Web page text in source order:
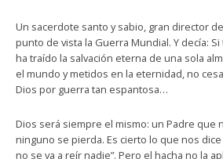
Un sacerdote santo y sabio, gran director
punto de vista la Guerra Mundial. Y decía:
ha traído la salvación eterna de una sola
el mundo y metidos en la eternidad, no
Dios por guerra tan espantosa…
Dios será siempre el mismo: un Padre que
ninguno se pierda. Es cierto lo que nos dice
no se va a reír nadie”. Pero el hacha no la